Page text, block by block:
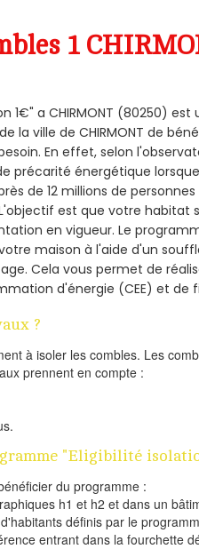
1
1€" a CHIRMONT (80250)
la ville de CHIRMONT de
En effet, selon
précarité énergétique
de 12 millions de
est que votre habitat
en vigueur. Le
votre maison à l'aide d'un
Cela vous permet de
d'énergie (CEE) et de
?
à isoler les combles. Les
prennent en compte :
"Eligibilité
du programme :
h1 et h2 et dans un
définis par le
entrant dans la fourchette